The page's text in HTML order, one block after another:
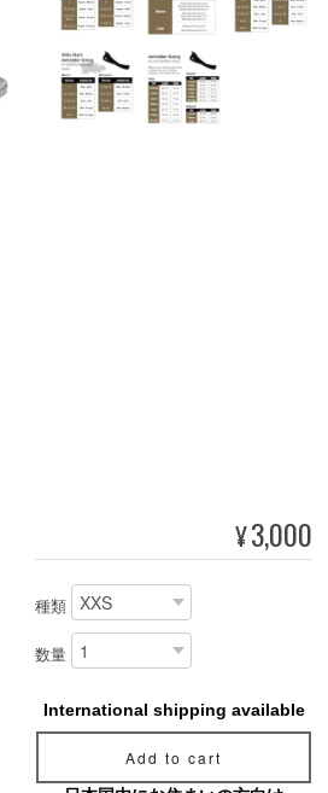
¥3,000
種類
数量
International shipping available
Add to cart